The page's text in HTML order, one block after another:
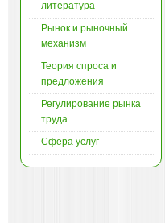
литература
Рынок и рыночный
механизм
Теория спроса и
предложения
Регулирование рынка
труда
Сфера услуг